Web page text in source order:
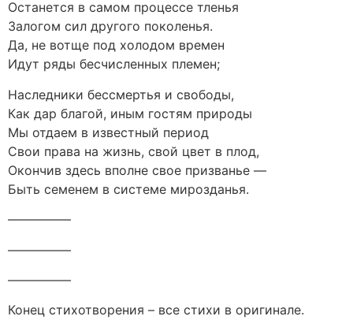
Останется в самом процессе тленья
Залогом сил другого поколенья.
Да, не вотще под холодом времен
Идут ряды бесчисленных племен;
Наследники бессмертья и свободы,
Как дар благой, иным гостям природы
Мы отдаем в известный период
Свои права на жизнь, свой цвет в плод,
Окончив здесь вполне свое призванье —
Быть семенем в системе мирозданья.
—————
—————
—————
Конец стихотворения – все стихи в оригинале.